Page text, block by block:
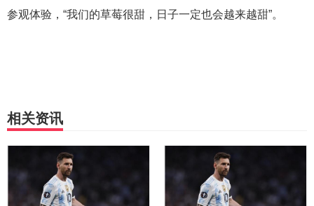
参观体验，“我们的草莓很甜，日子一定也会越来越甜”。
相关资讯